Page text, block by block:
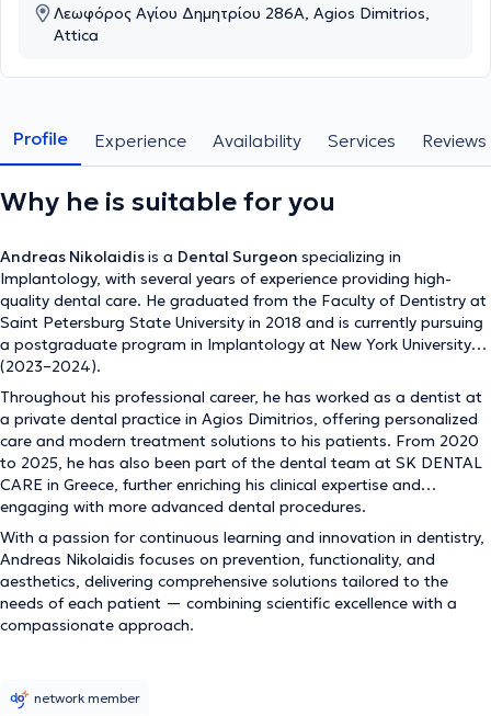
Λεωφόρος Αγίου Δημητρίου 286Α, Agios Dimitrios,
Attica
Profile Experience Availability Services Reviews
Why he is suitable for you
Andreas Nikolaidisis a Dental Surgeon specializing in
Implantology, with several years of experience providing high-
quality dental care. He graduated from the Faculty of Dentistry at
Saint Petersburg State University in 2018 and is currently pursuing
a postgraduate program in Implantology at New York University
(2023–2024).
Throughout his professional career, he has worked as a dentist at
a private dental practice in Agios Dimitrios, offering personalized
care and modern treatment solutions to his patients. From 2020
to 2025, he has also been part of the dental team at SK DENTAL
CARE in Greece, further enriching his clinical expertise and
engaging with more advanced dental procedures.
With a passion for continuous learning and innovation in dentistry,
Andreas Nikolaidis focuses on prevention, functionality, and
aesthetics, delivering comprehensive solutions tailored to the
needs of each patient — combining scientific excellence with a
compassionate approach.
network member